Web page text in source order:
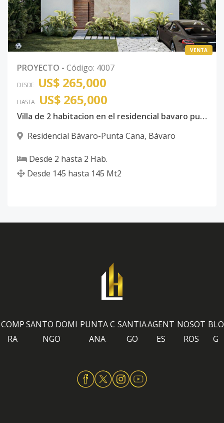
VENTA
PROYECTO - Código: 4007
DESDE US$ 265,000
HASTA US$ 265,000
Villa de 2 habitacion en el residencial bavaro punta cana
Residencial Bávaro-Punta Cana, Bávaro
Desde 2 hasta 2 Hab.
Desde 145 hasta 145 Mt2
COMP
RA
SANTO DOMI
NGO
PUNTA C
ANA
SANTIA
GO
AGENT
ES
NOSOT
ROS
BLO
G